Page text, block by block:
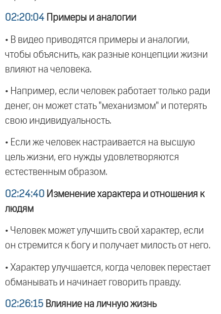
02:20:04 Примеры и аналогии
• В видео приводятся примеры и аналогии,
чтобы объяснить, как разные концепции жизни
влияют на человека.
• Например, если человек работает только ради
денег, он может стать "механизмом" и потерять
свою индивидуальность.
• Если же человек настраивается на высшую
цель жизни, его нужды удовлетворяются
естественным образом.
02:24:40 Изменение характера и отношения к
людям
• Человек может улучшить свой характер, если
он стремится к богу и получает милость от него.
• Характер улучшается, когда человек перестает
обманывать и начинает говорить правду.
02:26:15 Влияние на личную жизнь